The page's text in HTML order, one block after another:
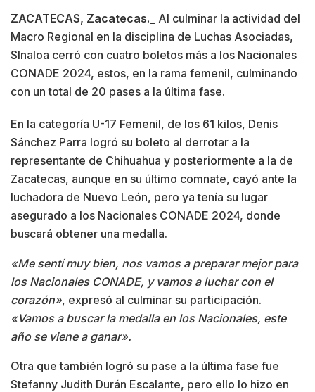
ZACATECAS, Zacatecas._
Al culminar la actividad del
Macro Regional en la disciplina de Luchas Asociadas,
SInaloa cerró con cuatro boletos más a los Nacionales
CONADE 2024, estos, en la rama femenil, culminando
con un total de 20 pases a la última fase.
En la categoría U-17 Femenil, de los 61 kilos, Denis
Sánchez Parra logró su boleto al derrotar a la
representante de Chihuahua y posteriormente a la de
Zacatecas, aunque en su último comnate, cayó ante la
luchadora de Nuevo León, pero ya tenía su lugar
asegurado a los Nacionales CONADE 2024, donde
buscará obtener una medalla.
«Me sentí muy bien, nos vamos a preparar mejor para
los Nacionales CONADE, y vamos a luchar con el
corazón», expresó al culminar su participación.
«Vamos a buscar la medalla en los Nacionales, este
año se viene a ganar».
Otra que también logró su pase a la última fase fue
Stefanny Judith Durán Escalante, pero ello lo hizo en